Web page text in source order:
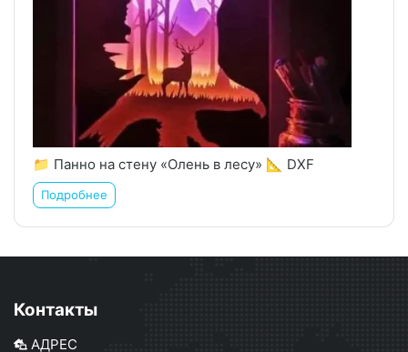
📁 Панно на стену «Олень в лесу» 📐 DXF
Подробнее
Контакты
АДРЕС